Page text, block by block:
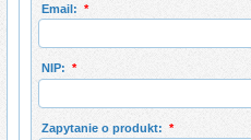
Email: *
NIP: *
Zapytanie o produkt: *